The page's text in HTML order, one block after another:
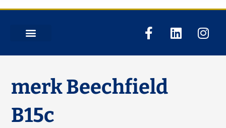
merk Beechfield
B15c